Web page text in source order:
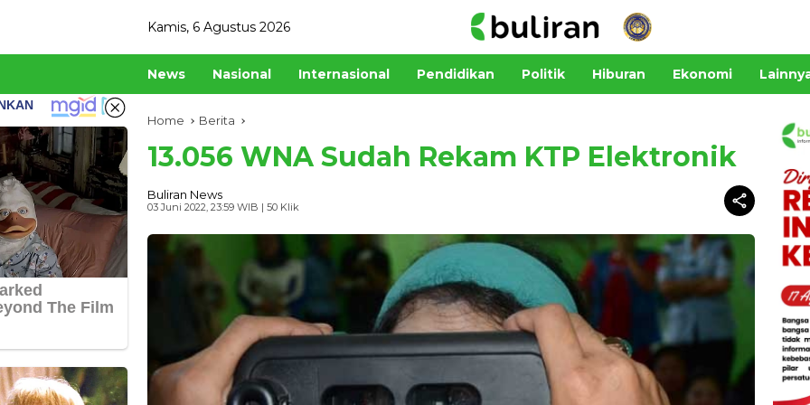
Kamis, 6 Agustus 2026
News Nasional Internasional Pendidikan Politik Hiburan Ekonomi
Home Berita
13.056 WNA Sudah Rekam KTP Elektronik
Buliran News
03 Juni 2022, 23:59 WIB | 50 Klik